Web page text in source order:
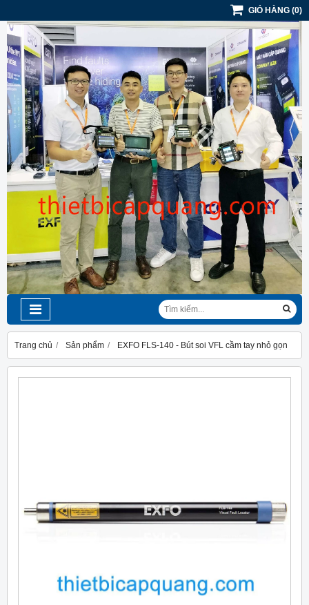
GIỎ HÀNG (0)
Trang chủ Sản phẩm EXFO FLS-140 - Bút soi VFL cầm tay nhỏ gọn